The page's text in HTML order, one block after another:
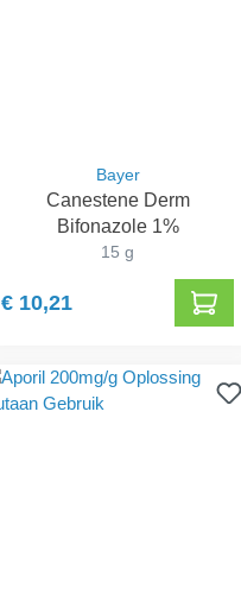
Bayer
Canestene Derm
Bifonazole 1%
15 g
€ 10,21